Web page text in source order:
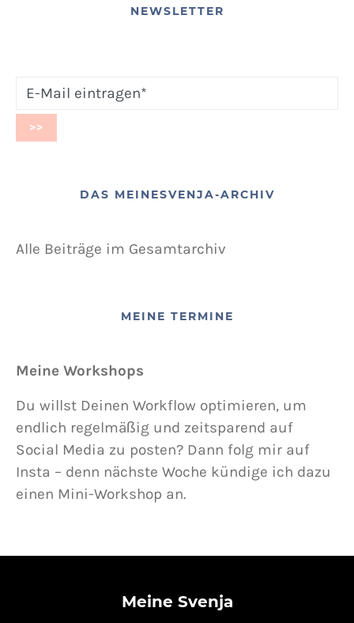
NEWSLETTER
DAS MEINESVENJA-ARCHIV
Alle Beiträge im Gesamtarchiv
MEINE TERMINE
Meine Workshops
Du willst Deinen Workflow optimieren, um
endlich regelmäßig und zeitsparend auf
Social Media zu posten? Dann folg mir auf
Insta – denn nächste Woche kündige ich dazu
einen Mini-Workshop an.
Meine Svenja